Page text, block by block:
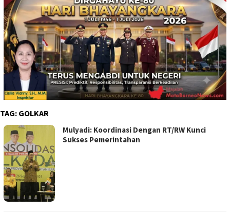
TAG: GOLKAR
Mulyadi: Koordinasi Dengan RT/RW Kunci
Sukses Pemerintahan